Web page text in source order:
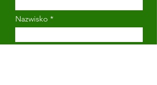
Nazwisko